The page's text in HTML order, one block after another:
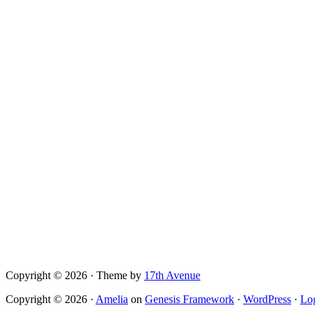
Copyright © 2026 · Theme by 17th Avenue
Copyright © 2026 · Amelia on Genesis Framework · WordPress ·